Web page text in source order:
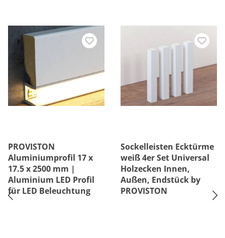
PROVISTON
Aluminiumprofil 17 x
17.5 x 2500 mm |
Aluminium LED Profil
für LED Beleuchtung
Sockelleisten Ecktürme
weiß 4er Set Universal
Holzecken Innen,
Außen, Endstück by
PROVISTON